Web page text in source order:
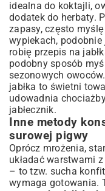
idealna do koktajli,
dodatek do herbaty.
zapasy, często myślę
wypiekach, podobnie
robię przepis na
podobny sposób
sezonowych
jabłka to świetni
udowadnia
jabłecznik.
Inne metody
surowej pigwy
Oprócz mrożenia,
układać warstwami
– to tzw. sucha
wymaga gotowania.